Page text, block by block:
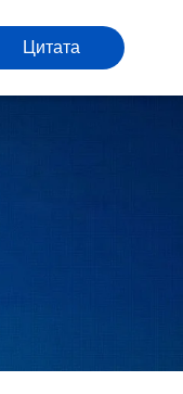
Цитата